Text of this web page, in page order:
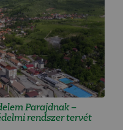
Parajdnak –
rendszer tervét